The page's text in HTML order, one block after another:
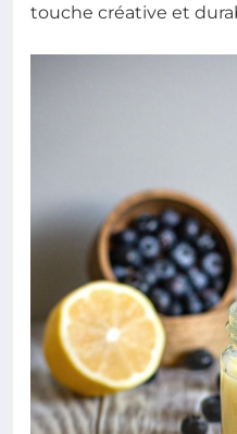
touche créative et